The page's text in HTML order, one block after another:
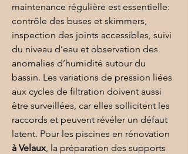
maintenance régulière est essentielle:
contrôle des buses et skimmers,
inspection des joints accessibles, suivi
du niveau d’eau et observation des
anomalies d’humidité autour du
bassin. Les variations de pression liées
aux cycles de filtration doivent aussi
être surveillées, car elles sollicitent les
raccords et peuvent révéler un défaut
latent. Pour les piscines en rénovation
à Velaux, la préparation des supports